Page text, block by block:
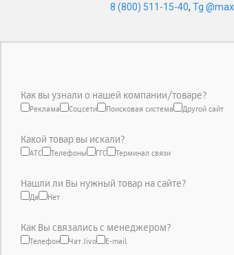
8 (800) 511-15-40, Tg
Как вы узнали о нашей компании/товаре?
Реклама Соцсети Поисковая система Другой сайт
Какой товар вы искали?
АТС Телефоны ГГС Терминал связи
Нашли ли Вы нужный товар на сайте?
Да Нет
Как Вы связались с менеджером?
Телефон Чат Jivo E-mail